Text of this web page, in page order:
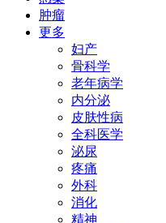
肿瘤
更多
妇产
骨科学
老年病学
内分泌
皮肤性病
全科医学
泌尿
疼痛
外科
消化
精神